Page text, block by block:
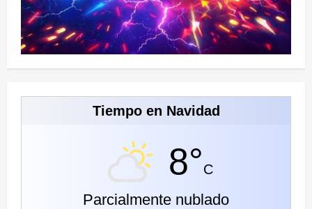
Tiempo en Navidad
8°C
Parcialmente nublado